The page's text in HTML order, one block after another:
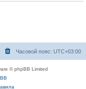
Часовой пояс: UTC+03:00
© phpBB Limited